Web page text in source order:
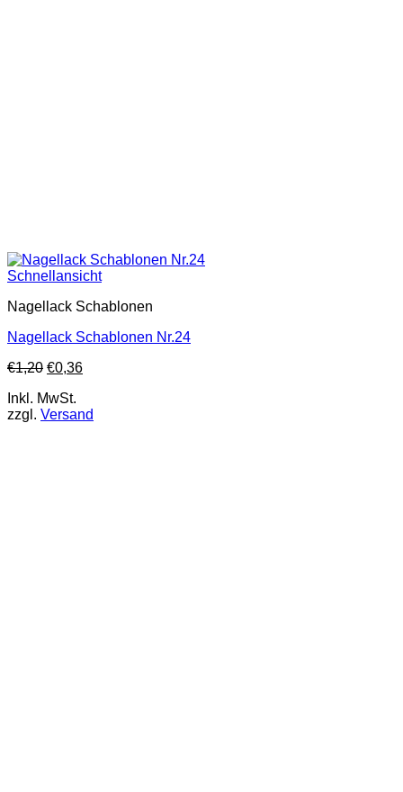
Schnellansicht
Nagellack Schablonen
Nagellack Schablonen Nr.24
€1,20 €0,36
Inkl. MwSt.
zzgl. Versand